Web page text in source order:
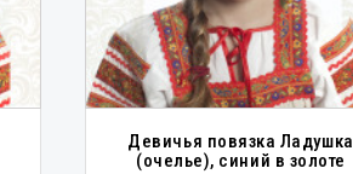
Девичья повязка Ладушка
(очелье), синий в золоте